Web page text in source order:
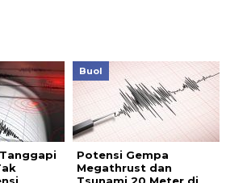
Buol
Potensi Gempa
Megathrust dan